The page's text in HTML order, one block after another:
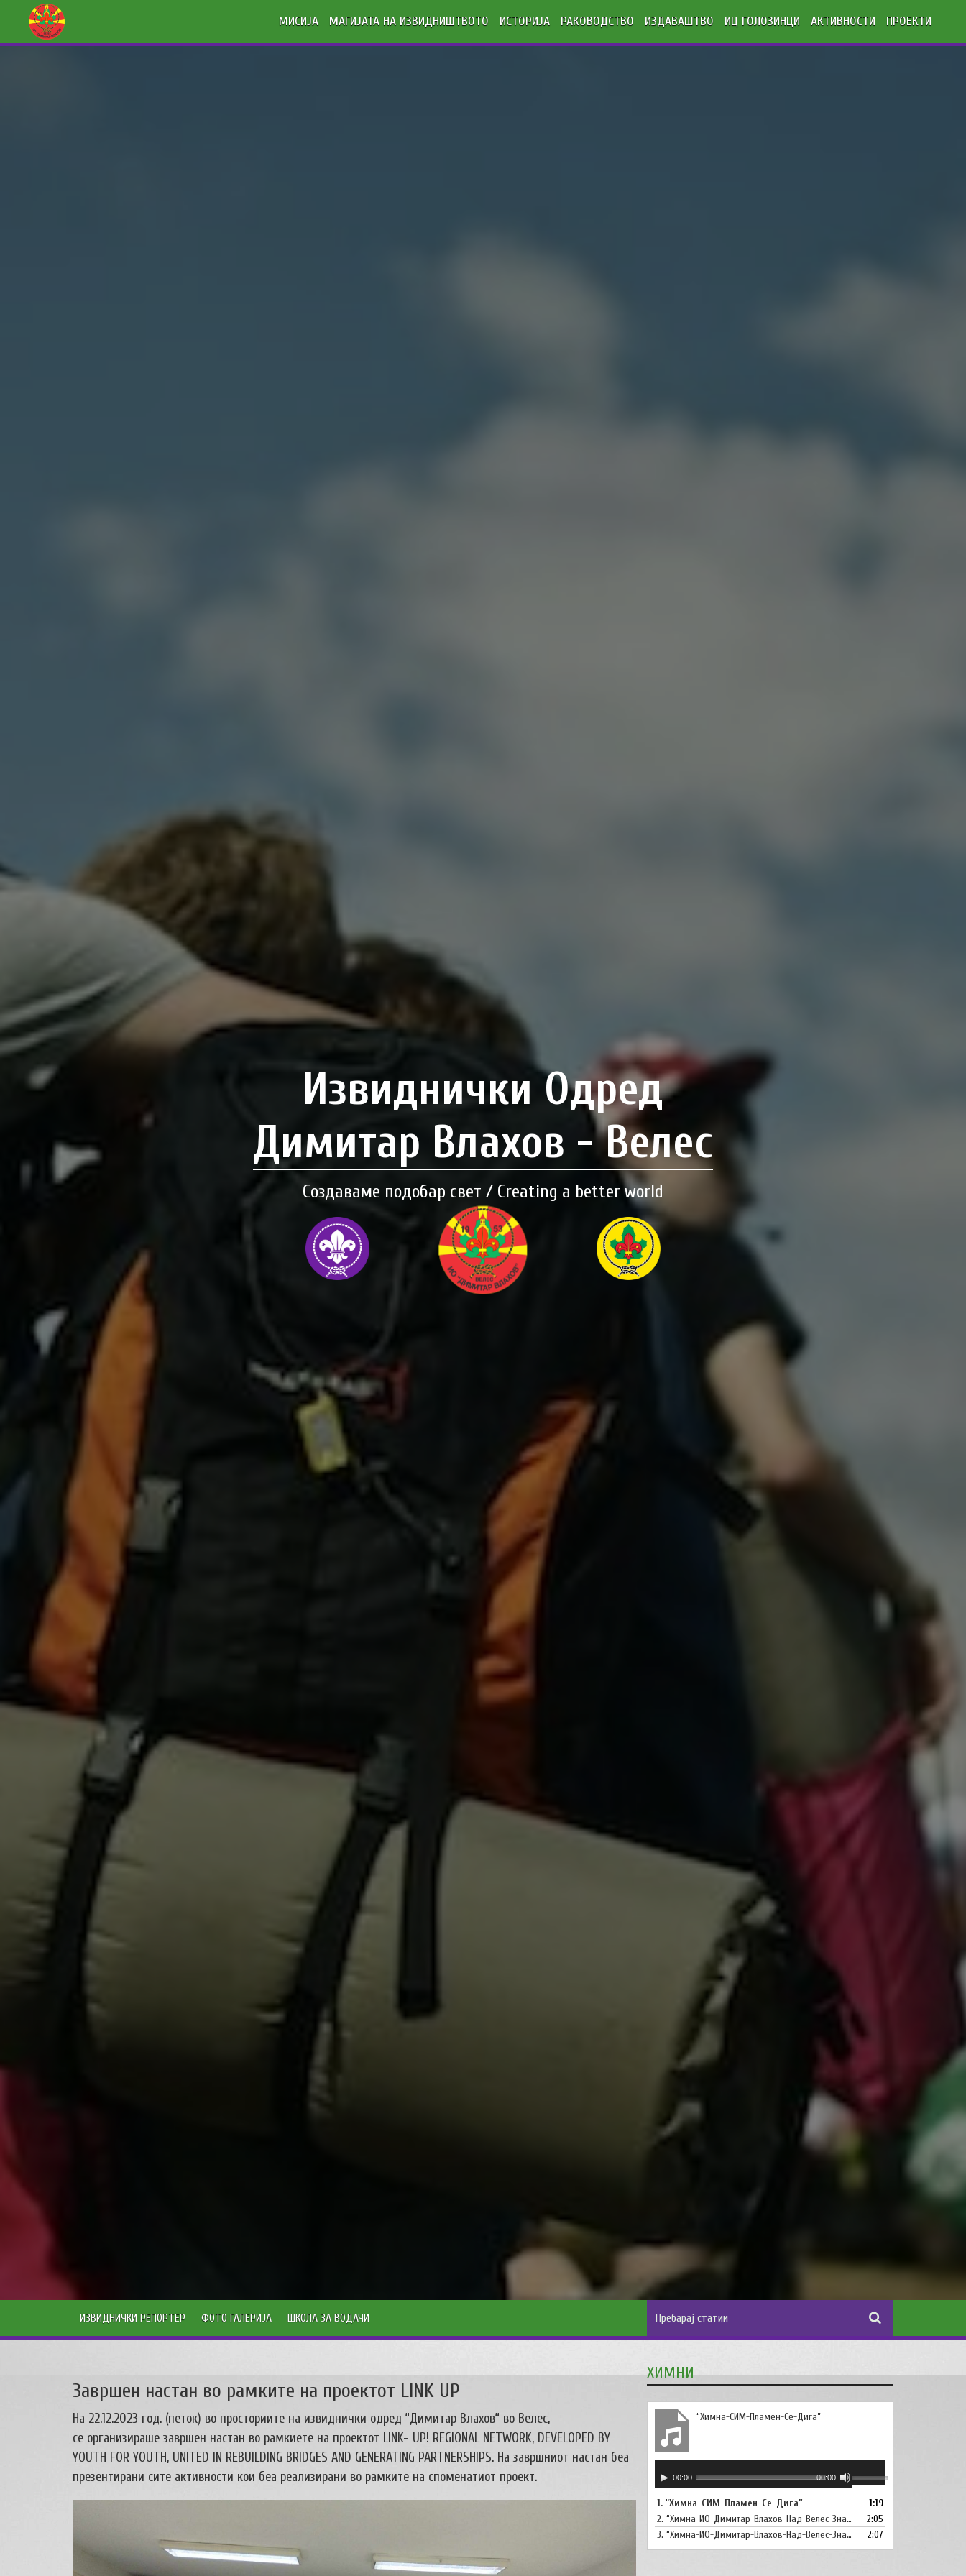
МИСИЈА МАГИЈАТА НА ИЗВИДНИШТВОТО ИСТОРИЈА РАКОВОДСТВО ИЗДАВАШТВО ИЦ ГОЛОЗИНЦИ АКТИВНОСТИ ПРОЕКТИ
Извиднички Одред
Димитар Влахов - Велес
Создаваме подобар свет / Creating a better world
ИЗВИДНИЧКИ РЕПОРТЕР ФОТО ГАЛЕРИЈА ШКОЛА ЗА ВОДАЧИ
Завршен настан во рамките на проектот LINK UP
На 22.12.2023 год. (петок) во просториите на извиднички одред “Димитар Влахов“ во Велес,
се организираше завршен настан во рамкиете на проектот LINK- UP! REGIONAL NETWORK, DEVELOPED BY
YOUTH FOR YOUTH, UNITED IN REBUILDING BRIDGES AND GENERATING PARTNERSHIPS. На завршниот настан беа
презентирани сите активности кои беа реализирани во рамките на споменатиот проект.
ХИМНИ
“Химна-СИМ-Пламен-Се-Дига”
плејер00:00 00:00
ги
копшињата
Горна
стрела/
Долна
1.“Химна-СИМ-Пламен-Се-Дига”
1:19
2.“Химна-ИО-Димитар-Влахов-Над-Велес-Знаме-Се-Вее”
2:05
3.“Химна-ИО-Димитар-Влахов-Над-Велес-Знаме-Се-Вее-Инструментал” 2:07